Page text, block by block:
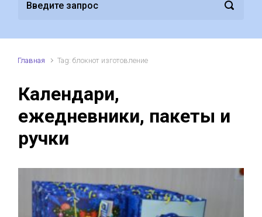
Главная Tag: блокнот изготовление
Календари,
ежедневники, пакеты и
ручки